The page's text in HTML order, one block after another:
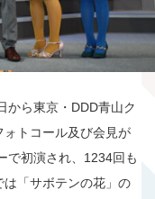
から東京・DDD青山ク
ォトコール及び会見が
で初演され、1234回も
「サボテンの花」の